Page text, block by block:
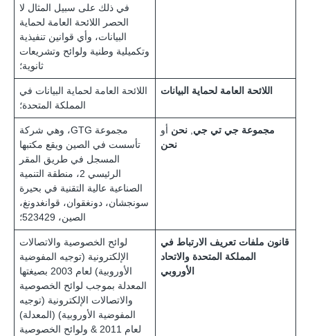
في ذلك على سبيل المثال لا
الحصر اللائحة العامة لحماية
البيانات، وأي قوانين تنفيذية
وتكميلية وطنية ولوائح وتشريعات
ثانوية؛
اللائحة العامة لحماية البيانات
اللائحة العامة لحماية البيانات في
المملكة المتحدة؛
مجموعة جي تي جي, نحن أو
نحن
مجموعة GTG، وهي شركة
تأسست في الصين ويقع مكتبها
المسجل في طريق المقر
الرئيسي 2، منطقة التنمية
الصناعية عالية التقنية في بحيرة
سونجشان، دونغقوان، قوانغدونغ،
الصين، 523429؛
قانون ملفات تعريف الارتباط في
المملكة المتحدة والاتحاد
الأوروبي
لوائح الخصوصية والاتصالات
الإلكترونية (توجيه المفوضية
الأوروبية) لعام 2003 بصيغتها
المعدلة بموجب لوائح الخصوصية
والاتصالات الإلكترونية (توجيه
المفوضية الأوروبية) (المعدلة)
لعام 2011 & ولوائح الخصوصية